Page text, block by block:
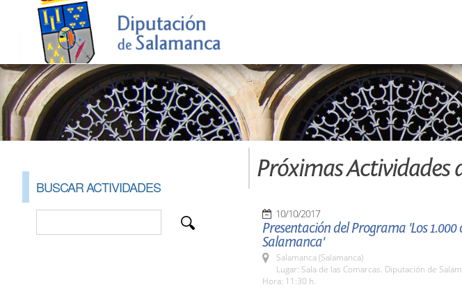
BUSCAR ACTIVIDADES
Próximas Actividades
10/10/2017
Presentación del Programa 'Los 1.000
Salamanca'
Salamanca (Salamanca)
Lugar: Sala de las Comarcas. Diputación de
Hora: 11:30 h.